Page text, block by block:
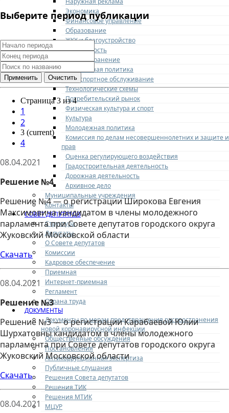
Экономика
Финансовое управление
Образование
ЖКХ и благоустройство
Безопасность
Здравоохранение
Социальная политика
Транспортное обслуживание
Технологические схемы
Потребительский рынок
Физическая культура и спорт
Культура
Молодежная политика
Комиссия по делам несовершеннолетних и защите
прав
Оценка регулирующего воздействия
Градостроительная деятельность
Дорожная деятельность
Архивное дело
Муниципальные учреждения
Контакты
СОВЕТ ДЕПУТАТОВ
Структура
Депутаты
О Совете депутатов
Комиссии
Кадровое обеспечение
Приемная
Интернет-приемная
Регламент
Охрана труда
ДОКУМЕНТЫ
Документы по мерам предотвращения распространения
новой коронавирусной инфекции
Общественные обсуждения
Постановления
Антикоррупционная экспертиза
Публичные слушания
Решения Совета депутатов
Решения ТИК
Решения МТИК
МЦУР
Выберите период публикации
Страница 3 из 4
1
2
3 (current)
4
08.04.2021
Решение №4
Решение №4 — о регистрации Широкова Евгения
Максимовича кандидатом в члены молодежного
парламента при Совете депутатов городского округа
Жуковский Московской области
Скачать
08.04.2021
Решение №3
Решение №3 — о регистрации Карабаевой Юлии
Шурхатовны кандидатом в члены молодежного
парламента при Совете депутатов городского округа
Жуковский Московской области
Скачать
08.04.2021